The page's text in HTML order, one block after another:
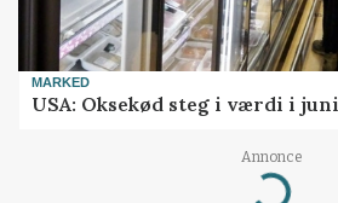
MARKED
USA: Oksekød steg i værdi i
Annonce
Loading...